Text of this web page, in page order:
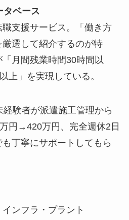
タベース
支援サービス。「働き方
選して紹介するのが特
月間残業時間30時間以
上」を実現している。
験者が派遣施工管理から
円→420万円、完全週休2日
丁寧にサポートしてもら
ンフラ・プラント